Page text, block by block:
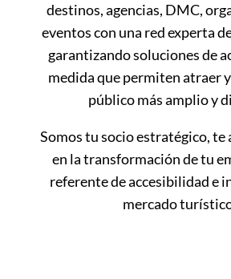
destinos, agencias, DMC,
eventos con una red experta
garantizando soluciones de
medida que permiten atraer
público más amplio y
Somos tu socio estratégico, te
en la transformación de tu
referente de accesibilidad e
mercado